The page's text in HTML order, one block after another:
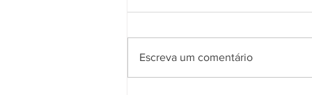
Escreva um comentário